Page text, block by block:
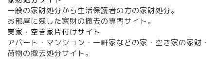
一般の家財処分から生活保護者の方の家財処分。
お部屋に残した家財の撤去の専門サイト。
実家・空き家片付けサイト
アパート・マンション・一軒家などの家・空き家の家財・
荷物の撤去処分サイト。